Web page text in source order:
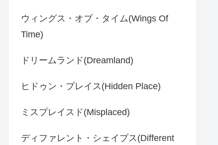
ウィングス・オブ・タイム(Wings Of
Time)
ドリームランド(Dreamland)
ヒドゥン・プレイス(Hidden Place)
ミスプレイスド(Misplaced)
ディファレント・シェイプス(Different